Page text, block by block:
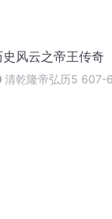
史风云之帝王传奇
清乾隆帝弘历5 607-